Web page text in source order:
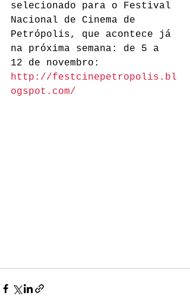
selecionado para o Festival
Nacional de Cinema de
Petrópolis, que acontece já
na próxima semana: de 5 a
12 de novembro:
http://festcinepetropolis.bl
ogspot.com/